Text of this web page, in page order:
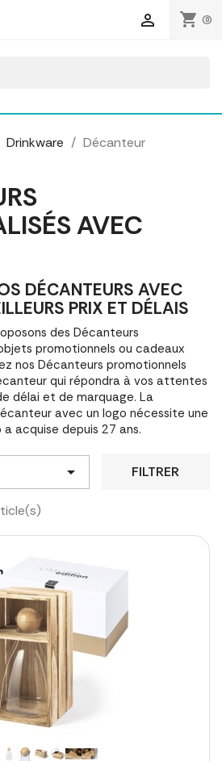
shopping_cart (0)

Drinkware Décanteur
AVEC
DÉCANTEURS AVEC
PRIX ET DÉLAIS
des Décanteurs
promotionnels ou cadeaux
nos Décanteurs promotionnels
qui répondra à vos attentes
délai et de marquage. La
avec un logo nécessite une
acquise depuis 27 ans.
 FILTRER